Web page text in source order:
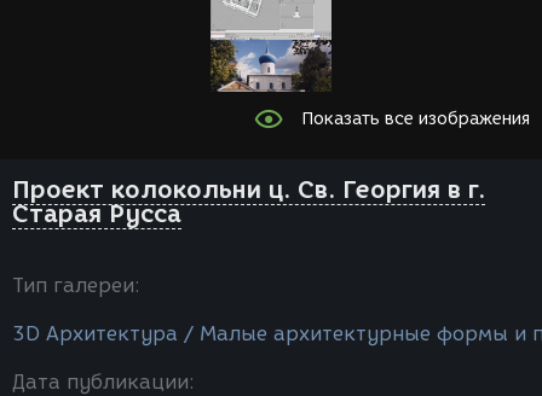
Показать все изображения
Проект колокольни ц. Св. Георгия в г.
Старая Русса
Тип галереи:
3D Архитектура / Малые архитектурные формы и
Дата публикации: